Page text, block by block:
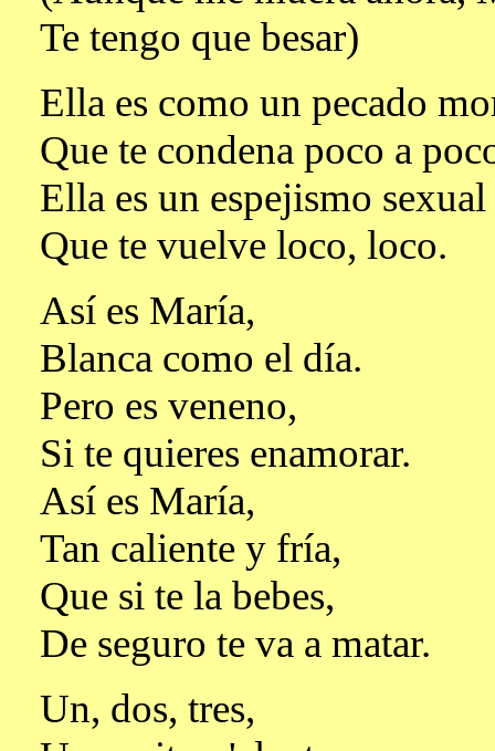
Te tengo que besar)
Ella es como un pecado
Que te condena poco a
Ella es un espejismo sexual
Que te vuelve loco, loco.
Así es María,
Blanca como el día.
Pero es veneno,
Si te quieres enamorar.
Así es María,
Tan caliente y fría,
Que si te la bebes,
De seguro te va a matar.
Un, dos, tres,